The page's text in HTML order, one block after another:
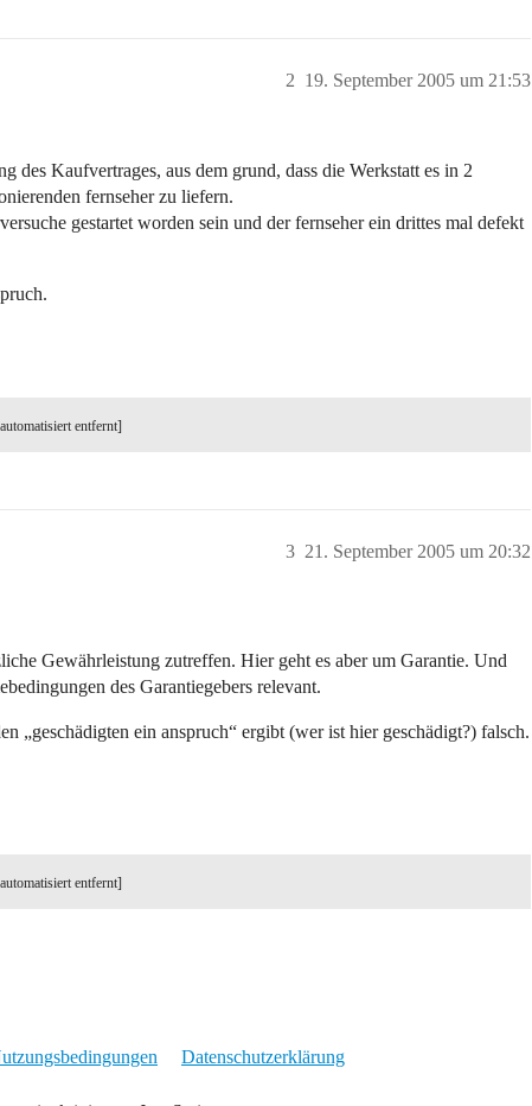
19. September 2005 um 21:53
2
Kaufvertrages, aus dem grund, dass die Werkstatt es in 2
fernseher zu liefern.
gestartet worden sein und der fernseher ein drittes mal defekt
entfernt]
21. September 2005 um 20:32
3
Gewährleistung zutreffen. Hier geht es aber um Garantie. Und
des Garantiegebers relevant.
„geschädigten ein anspruch“ ergibt (wer ist hier geschädigt?) falsch.
entfernt]
Datenschutzerklärung